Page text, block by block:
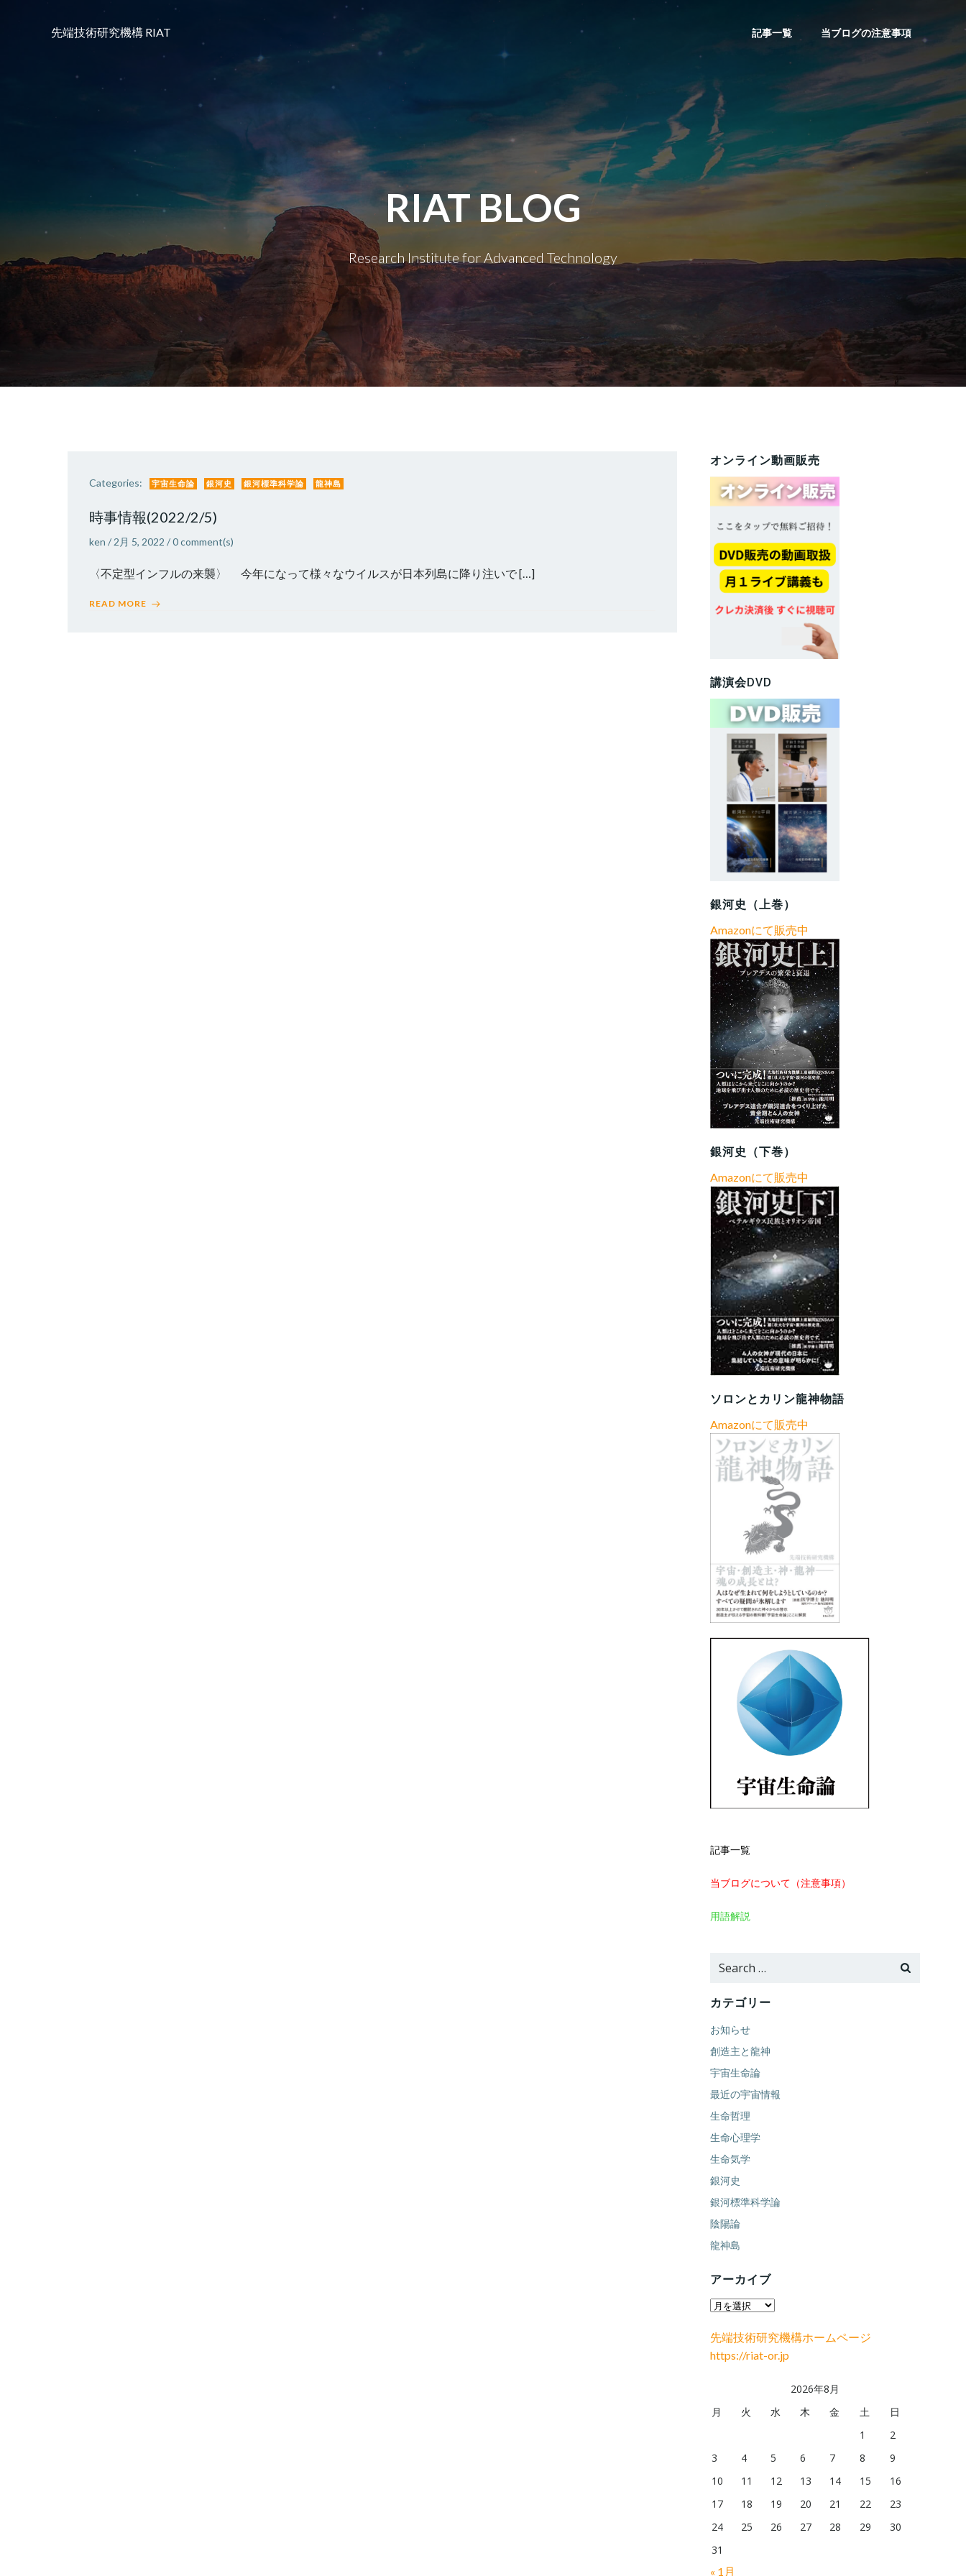
先端技術研究機構 RIAT 記事一覧 当ブログの注意事項
RIAT BLOG
Research Institute for Advanced Technology
Categories: 宇宙生命論 銀河史 銀河標準科学論 龍神島
時事情報(2022/2/5)
ken / 2月 5, 2022 /0comment(s)
〈不定型インフルの来襲〉 今年になって様々なウイルスが日本列島に降り注いで […]
READ MORE
オンライン動画販売
講演会DVD
銀河史（上巻）
Amazonにて販売中
銀河史（下巻）
Amazonにて販売中
ソロンとカリン龍神物語
Amazonにて販売中
記事一覧
当ブログについて（注意事項）
用語解説
Search
カテゴリー
お知らせ
創造主と龍神
宇宙生命論
最近の宇宙情報
生命哲理
生命心理学
生命気学
銀河史
銀河標準科学論
陰陽論
龍神島
アーカイブ
ア
カ
イ
先端技術研究機構ホームページ
https://riat-or.jp
2026年8月
月
火 水 木 金 土
日
1
2
3
4 5 6 7 8
9
10
11 12 13 14 15
16
17
18 19 20 21 22
23
24
25 26 27 28 29
30
31
« 1月